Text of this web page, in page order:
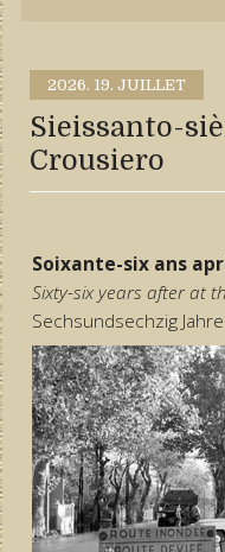
2026. 19. JUILLET
Sieissanto-
Crousiero
Soixante-six ans
Sixty-six years after at
Sechsundsechzig